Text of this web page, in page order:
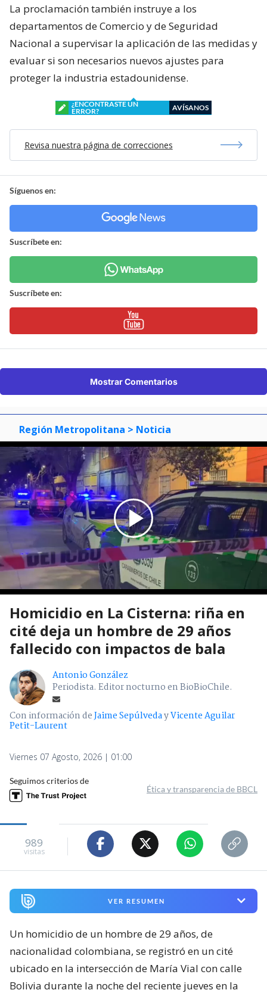
La proclamación también instruye a los
departamentos de Comercio y de Seguridad
Nacional a supervisar la aplicación de las medidas y
evaluar si son necesarios nuevos ajustes para
proteger la industria estadounidense.
¿ENCONTRASTE UN
ERROR?
AVÍSANOS
Revisa nuestra página de correcciones
Síguenos en:
Suscríbete en:
Suscríbete en:
Mostrar Comentarios
Región Metropolitana > Noticia
Homicidio en La Cisterna: riña en
cité deja un hombre de 29 años
fallecido con impactos de bala
Antonio González
Periodista. Editor nocturno en BioBioChile.
Con información deJaime SepúlvedayVicente Aguilar
Petit-Laurent
Viernes 07 Agosto, 2026 | 01:00
Seguimos criterios de
Ética y transparencia de BBCL
989
visitas
VER RESUMEN
Un homicidio de un hombre de 29 años, de
nacionalidad colombiana, se registró en un cité
ubicado en la intersección de María Vial con calle
Bolivia durante la noche del reciente jueves en la